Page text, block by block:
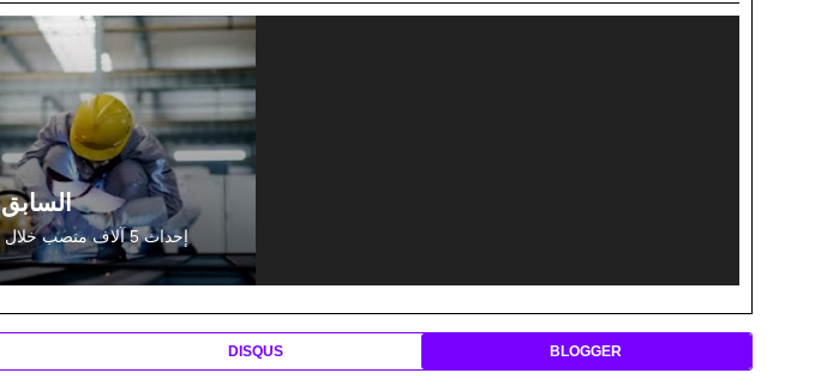
السابق
إحداث 5 آلاف منصب خلال الفصل الثاني من 2025
BLOGGER
DISQUS